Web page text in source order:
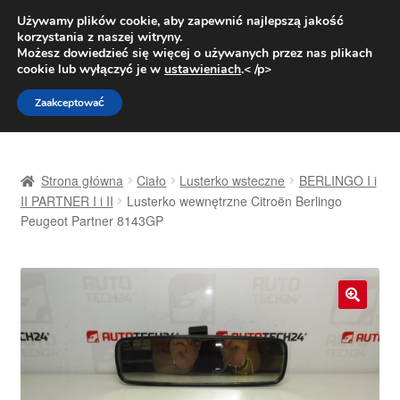
DOSTAWA od 31 zł
Pn.-pt. 9:00-16:00800 003 167
Przejdź
do
nawigacji
Przejdź
do
treści
Dostawa
Moje konto
Strona główna Ciało Lusterko wsteczne
BERLINGO I i
II PARTNER I i II
Lusterko wewnętrzne Citroën Berlingo
Peugeot Partner 8143GP
Używamy plików cookie, aby zapewnić najlepszą jakość
korzystania z naszej witryny.
Możesz dowiedzieć się więcej o używanych przez nas plikach
cookie lub wyłączyć je w ustawieniach.< /p>
Zaakceptować